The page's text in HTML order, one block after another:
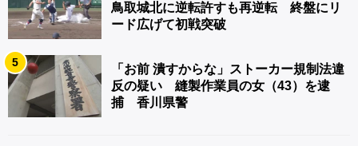
鳥取城北に逆転許すも再逆転 終盤にリ
ード広げて初戦突破
5
「お前 潰すからな」ストーカー規制法違
反の疑い 縫製作業員の女（43）を逮
捕 香川県警